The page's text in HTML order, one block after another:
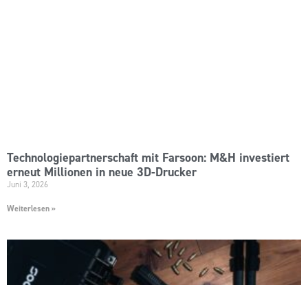
Technologiepartnerschaft mit Farsoon: M&H investiert
erneut Millionen in neue 3D-Drucker
Juni 3, 2026
Weiterlesen »